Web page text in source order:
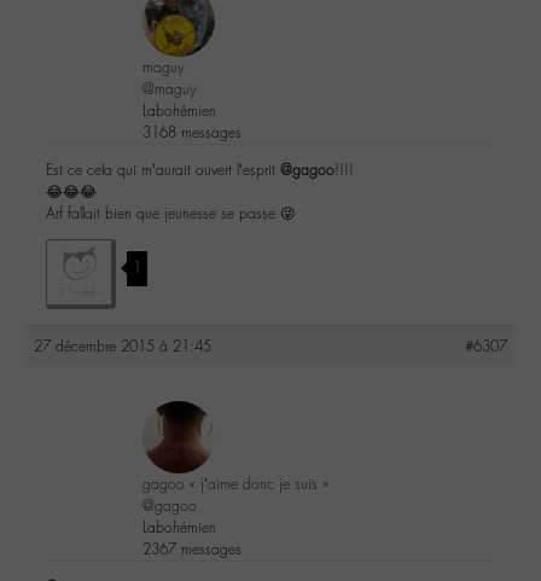
maguy
@maguy
Labohémien
3168 messages
Est ce cela qui m’aurait ouvert l’esprit @gagoo!!!!
😂😂😂
Arf fallait bien que jeunesse se passe 😜
1
27 décembre 2015 à 21:45 #6307
gagoo « j’aime donc je suis »
@gagoo
Labohémien
2367 messages